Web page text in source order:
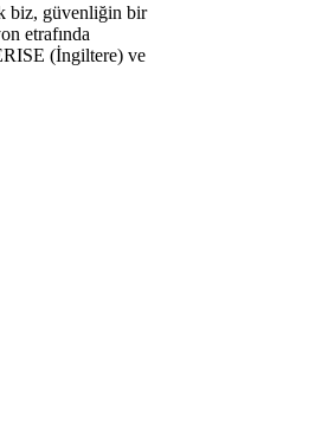
biz, güvenliğin bir
etrafında
(İngiltere) ve